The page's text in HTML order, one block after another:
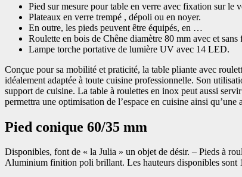
Pied sur mesure pour table en verre avec fixation sur le
Plateaux en verre trempé , dépoli ou en noyer.
En outre, les pieds peuvent être équipés, en …
Roulette en bois de Chêne diamètre 80 mm avec et sans
Lampe torche portative de lumière UV avec 14 LED.
Conçue pour sa mobilité et praticité, la table pliante avec
idéalement adaptée à toute cuisine professionnelle. Son
support de cuisine. La table à roulettes en inox peut aussi
permettra une optimisation de l’espace en cuisine ainsi
Pied conique 60/35 mm
Disponibles, font de « la Julia » un objet de désir. – Pieds à
Aluminium finition poli brillant. Les hauteurs disponibles sont